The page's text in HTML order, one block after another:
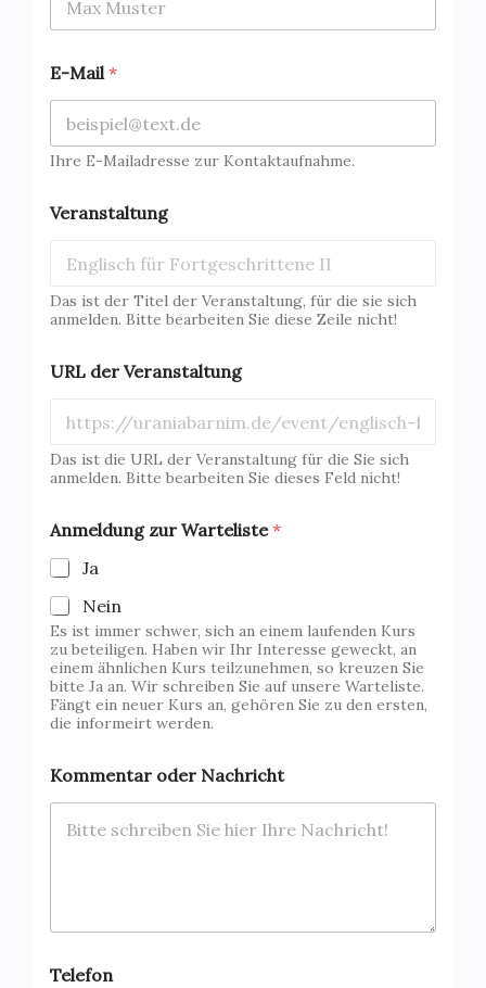
E-Mail*
Ihre E-Mailadresse zur Kontaktaufnahme.
o
m
e
n
m
u
n
*
Veranstaltung
Das ist der Titel der Veranstaltung, für die sie sich
anmelden. Bitte bearbeiten Sie diese Zeile nicht!
URL der Veranstaltung
Das ist die URL der Veranstaltung für die Sie sich
anmelden. Bitte bearbeiten Sie dieses Feld nicht!
Anmeldung zur Warteliste*
Ja
Nein
Es ist immer schwer, sich an einem laufenden Kurs
zu beteiligen. Haben wir Ihr Interesse geweckt, an
einem ähnlichen Kurs teilzunehmen, so kreuzen Sie
bitte Ja an. Wir schreiben Sie auf unsere Warteliste.
Fängt ein neuer Kurs an, gehören Sie zu den ersten,
die informeirt werden.
Kommentar oder Nachricht
Telefon